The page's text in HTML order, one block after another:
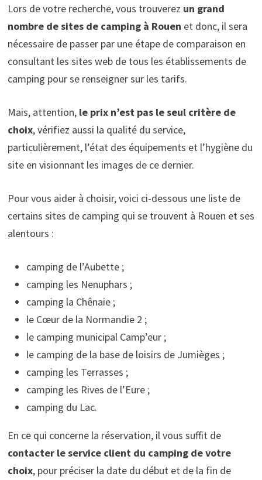
Lors de votre recherche, vous trouverez un grand
nombre de sites de camping à Rouen et donc, il sera
nécessaire de passer par une étape de comparaison en
consultant les sites web de tous les établissements de
camping pour se renseigner sur les tarifs.
Mais, attention, le prix n’est pas le seul critère de
choix, vérifiez aussi la qualité du service,
particulièrement, l’état des équipements et l’hygiène du
site en visionnant les images de ce dernier.
Pour vous aider à choisir, voici ci-dessous une liste de
certains sites de camping qui se trouvent à Rouen et ses
alentours :
camping de l’Aubette ;
camping les Nenuphars ;
camping la Chênaie ;
le Cœur de la Normandie 2 ;
le camping municipal Camp’eur ;
le camping de la base de loisirs de Jumièges ;
camping les Terrasses ;
camping les Rives de l’Eure ;
camping du Lac.
En ce qui concerne la réservation, il vous suffit de
contacter le service client du camping de votre
choix, pour préciser la date du début et de la fin de